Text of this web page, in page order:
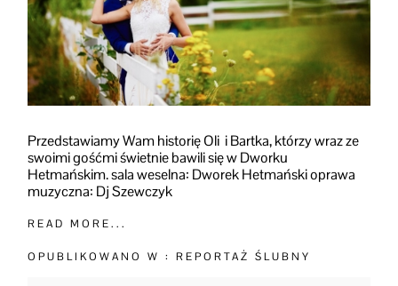
Przedstawiamy Wam historię Oli i Bartka, którzy wraz ze
swoimi gośćmi świetnie bawili się w Dworku
Hetmańskim. sala weselna: Dworek Hetmański oprawa
muzyczna: Dj Szewczyk
READ MORE...
OPUBLIKOWANO W :REPORTAŻ ŚLUBNY